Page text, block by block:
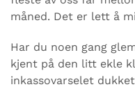
måned. Det er lett å
Har du noen gang
kjent på den litt ekle
inkassovarselet